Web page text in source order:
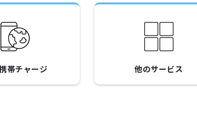
帯チャージ 他のサービス